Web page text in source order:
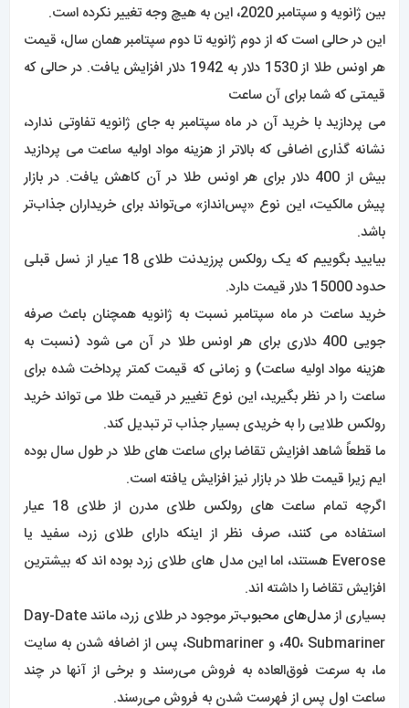
بین ژانویه و سپتامبر 2020، این به هیچ وجه تغییر نکرده است.
این در حالی است که از دوم ژانویه تا دوم سپتامبر همان سال، قیمت
هر اونس طلا از 1530 دلار به 1942 دلار افزایش یافت. در حالی که
قیمتی که شما برای آن ساعت
می پردازید با خرید آن در ماه سپتامبر به جای ژانویه تفاوتی ندارد،
نشانه گذاری اضافی که بالاتر از هزینه مواد اولیه ساعت می پردازید
بیش از 400 دلار برای هر اونس طلا در آن کاهش یافت. در بازار
پیش مالکیت، این نوع «پس‌انداز» می‌تواند برای خریداران جذاب‌تر
باشد.
بیایید بگوییم که یک رولکس پرزیدنت طلای 18 عیار از نسل قبلی
حدود 15000 دلار قیمت دارد.
خرید ساعت در ماه سپتامبر نسبت به ژانویه همچنان باعث صرفه
جویی 400 دلاری برای هر اونس طلا در آن می شود (نسبت به
هزینه مواد اولیه ساعت) و زمانی که قیمت کمتر پرداخت شده برای
ساعت را در نظر بگیرید، این نوع تغییر در قیمت طلا می تواند خرید
رولکس طلایی را به خریدی بسیار جذاب تر تبدیل کند.
ما قطعاً شاهد افزایش تقاضا برای ساعت های طلا در طول سال بوده
ایم زیرا قیمت طلا در بازار نیز افزایش یافته است.
اگرچه تمام ساعت های رولکس طلای مدرن از طلای 18 عیار
استفاده می کنند، صرف نظر از اینکه دارای طلای زرد، سفید یا
Everose هستند، اما این مدل های طلای زرد بوده اند که بیشترین
افزایش تقاضا را داشته اند.
بسیاری ازمدل‌های محبوب‌
تر موجود در طلای زرد، مانند Day-Date
40، Submariner، و Submariner، پس از اضافه شدن به سایت
ما، به سرعت فوق‌العاده به فروش می‌رسند و برخی از آنها در چند
ساعت اول پس از فهرست شدن به فروش می‌رسند.